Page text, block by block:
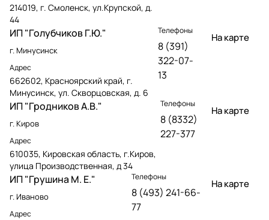
214019, г. Смоленск, ул.Крупской, д.
44
ИП "Голубчиков Г.Ю."
г. Минусинск
Адрес
662602, Красноярский край, г.
Минусинск, ул. Скворцовская, д. 6
Телефоны
8 (391)
322-07-
13
На карте
ИП "Гродников А.В."
г. Киров
Адрес
610035, Кировская область, г.Киров,
улица Производственная, д 34
Телефоны
8 (8332)
227-377
На карте
ИП "Грушина М. Е."
г. Иваново
Адрес
Телефоны
8 (493) 241-66-
77
На карте